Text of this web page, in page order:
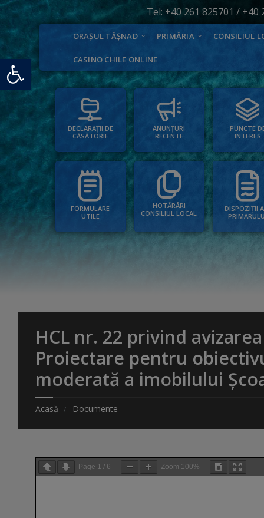
Deschide bara de unelte
Tel: +40 261 825701 / +40
ORAȘUL TĂȘNAD PRIMĂRIA CONSILIUL
CASINO CHILE ONLINE
DECLARAȚII DE
CĂSĂTORIE
ANUNȚURI
RECENTE
PUNCTE
INTERES
FORMULARE
UTILE
HOTĂRÂRI
CONSILIUL LOCAL
DISPOZIȚII
HCL nr. 22 privind
Proiectare pentru
moderată a imobilului
Acasă Documente
Page 1 / 6 Zoom 100%